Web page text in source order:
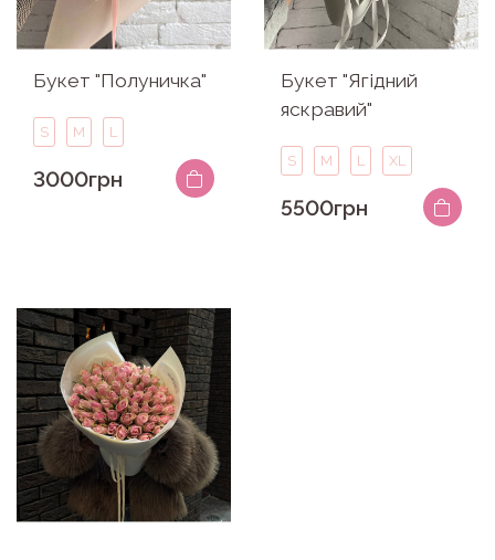
Букет "Полуничка"
S M L
3000грн
Букет "Ягідний
яскравий"
S M L XL
5500грн